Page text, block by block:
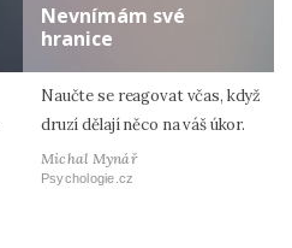
Nevnímám své
hranice
Naučte se reagovat včas, když
druzí dělají něco na váš úkor.
Michal Mynář
Psychologie.cz